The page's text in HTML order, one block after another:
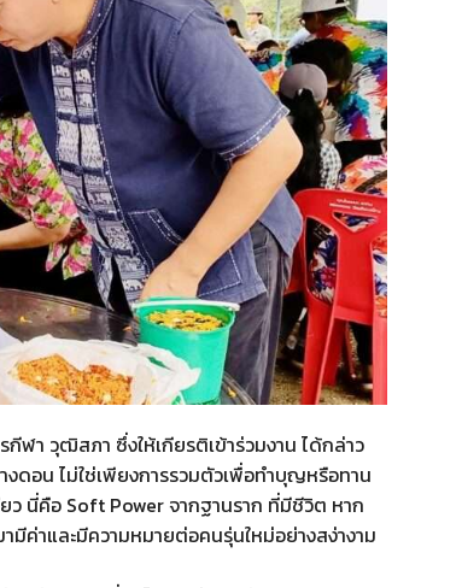
กีฬา วุฒิสภา ซึ่งให้เกียรติเข้าร่วมงาน ได้กล่าว
ดอน ไม่ใช่เพียงการรวมตัวเพื่อทำบุญหรือทาน
ว นี่คือ Soft Power จากฐานราก ที่มีชีวิต หาก
ค่าและมีความหมายต่อคนรุ่นใหม่อย่างสง่างาม